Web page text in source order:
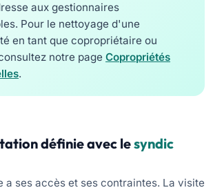
aux gestionnaires
Pour le nettoyage d'une
en tant que copropriétaire ou
notre page Copropriétés
.
définie avec lesyndic
a ses accès et ses contraintes. La visite